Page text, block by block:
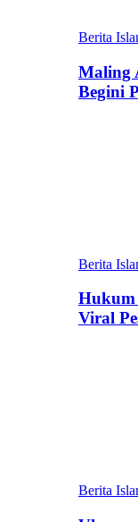
Berita
Maling
Begini
Berita
Hukum
Viral
Berita